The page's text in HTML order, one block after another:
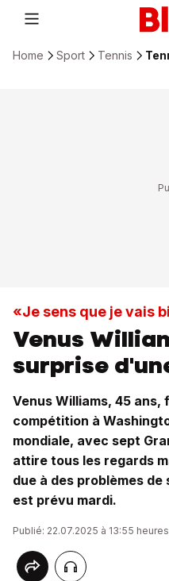
Home Sport Tennis
«Je sens que je vais
Venus
surprise
Venus Williams, 45
compétition à
mondiale, avec sept
attire tous les regards
due à des problèmes
est prévu mardi.
Publié: 22.07.2025 à 13:55 heures